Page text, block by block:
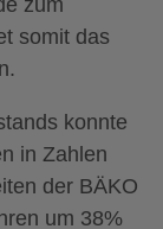
somit das
konnte
in Zahlen
der BÄKO
um 38%